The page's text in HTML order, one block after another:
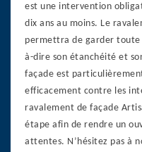
est une intervention
dix ans au moins. Le
permettra de garder toute
à-dire son étanchéité et
façade est
efficacement contre les
ravalement de façade
étape afin de rendre un
attentes. N’hésitez pas à